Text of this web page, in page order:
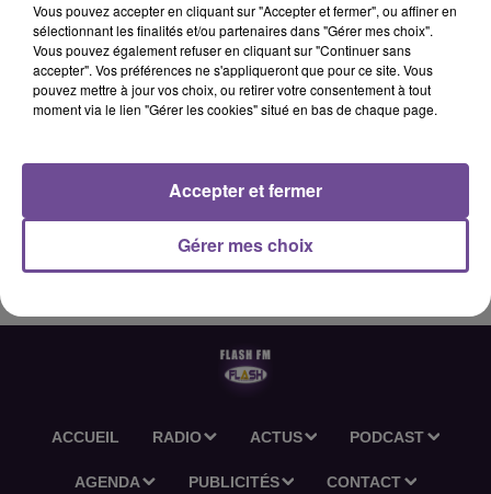
ACCUEIL RADIO ACTUS PODCAST
AGENDA PUBLICITÉS CONTACT
Vous pouvez accepter en cliquant sur "Accepter et fermer", ou affiner en
sélectionnant les finalités et/ou partenaires dans "Gérer mes choix".
Vous pouvez également refuser en cliquant sur "Continuer sans
accepter". Vos préférences ne s'appliqueront que pour ce site. Vous
pouvez mettre à jour vos choix, ou retirer votre consentement à tout
moment via le lien "Gérer les cookies" situé en bas de chaque page.
Gérer mes choix
Accepter et fermer